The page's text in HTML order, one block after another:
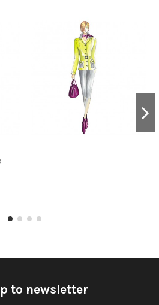
to newsletter